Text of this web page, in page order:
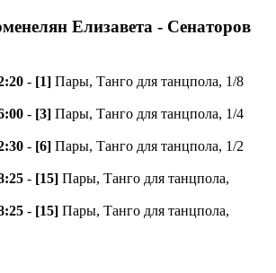
Елизавета - Сенаторов
- [1] Пары, Танго для танцпола, 1/8
- [3] Пары, Танго для танцпола, 1/4
- [6] Пары, Танго для танцпола, 1/2
- [15] Пары, Танго для танцпола,
- [15] Пары, Танго для танцпола,